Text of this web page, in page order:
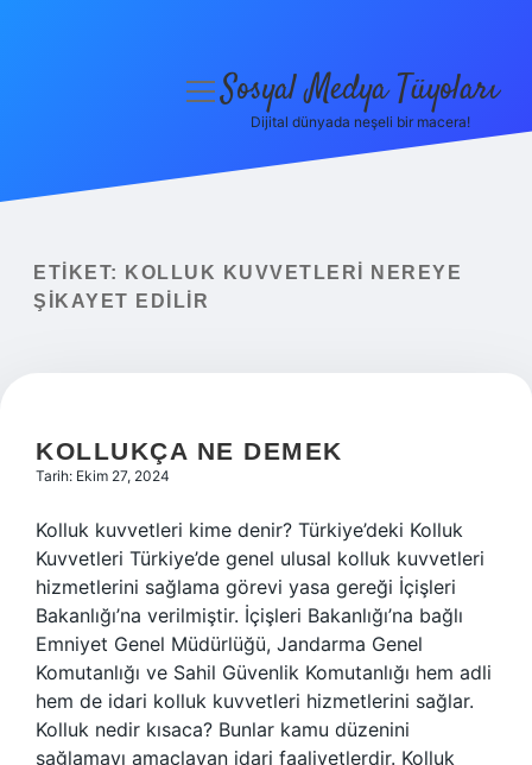
Yasal Uyarı
menüyüSosyal Medya Tüyoları
Dijital dünyada neşeli bir macera!
ETIKET:
KOLLUK KUVVETLERI NEREYE
ŞIKAYET EDILIR
KOLLUKÇA NE DEMEK
Tarih: Ekim 27, 2024
Kolluk kuvvetleri kime denir? Türkiye’deki Kolluk
Kuvvetleri Türkiye’de genel ulusal kolluk kuvvetleri
hizmetlerini sağlama görevi yasa gereği İçişleri
Bakanlığı’na verilmiştir. İçişleri Bakanlığı’na bağlı
Emniyet Genel Müdürlüğü, Jandarma Genel
Komutanlığı ve Sahil Güvenlik Komutanlığı hem adli
hem de idari kolluk kuvvetleri hizmetlerini sağlar.
Kolluk nedir kısaca? Bunlar kamu düzenini
sağlamayı amaçlayan idari faaliyetlerdir. Kolluk